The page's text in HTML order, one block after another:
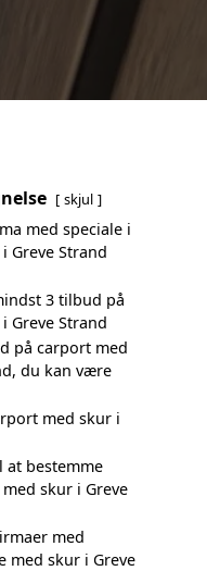
skjul
med speciale i
Greve Strand
3 tilbud på
Greve Strand
på carport med
du kan være
med skur i
at bestemme
skur i Greve
med
med skur i Greve